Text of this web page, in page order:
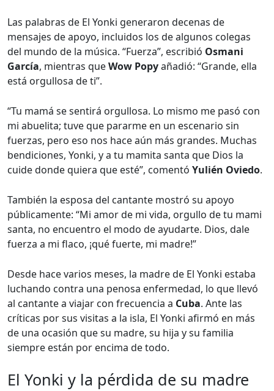
Las palabras de El Yonki generaron decenas de
mensajes de apoyo, incluidos los de algunos colegas
del mundo de la música. “Fuerza”, escribió Osmani
García, mientras queWow Popyañadió: “Grande, ella
está orgullosa de ti”.
“Tu mamá se sentirá orgullosa. Lo mismo me pasó con
mi abuelita; tuve que pararme en un escenario sin
fuerzas, pero eso nos hace aún más grandes. Muchas
bendiciones, Yonki, y a tu mamita santa que Dios la
cuide donde quiera que esté”, comentó Yulién Oviedo.
También la esposa del cantante mostró su apoyo
públicamente: “Mi amor de mi vida, orgullo de tu mami
santa, no encuentro el modo de ayudarte. Dios, dale
fuerza a mi flaco, ¡qué fuerte, mi madre!”
Desde hace varios meses, la madre de El Yonki estaba
luchando contra una penosa enfermedad, lo que llevó
al cantante a viajar con frecuencia a Cuba. Ante las
críticas por sus visitas a la isla, El Yonki afirmó en más
de una ocasión que su madre, su hija y su familia
siempre están por encima de todo.
El Yonki y la pérdida de su madre